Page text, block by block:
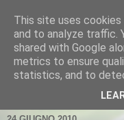
This site uses
and to analyze traffic.
shared with Google
metrics to ensure
statistics, and to